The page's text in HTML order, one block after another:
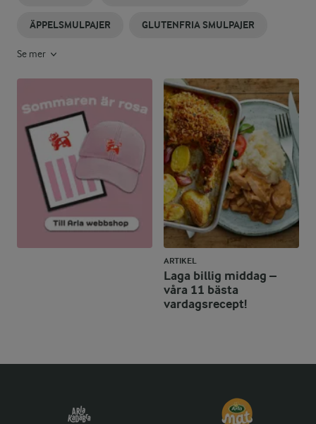
ÄPPELSMULPAJER GLUTENFRIA SMULPAJER
Se mer
ARTIKEL
Laga billig middag –
våra 11 bästa
vardagsrecept!